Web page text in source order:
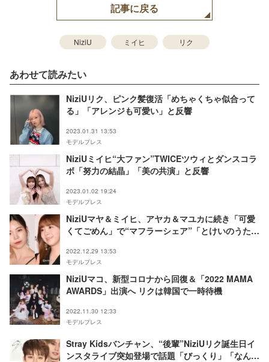
記事に戻る
NiziU ミイヒ リク
あわせて読みたい
NiziUリク、ピンク髪復活「めちゃくちゃ似合って
る」「アレンジも可愛い」と反響
2023.01.31 13:53
モデルプレス
NiziUミイヒ“大ファン”TWICEツウィとダンスコラ
ボ「努力の結晶」「美の共演」と反響
2023.01.02 19:24
モデルプレス
NiziUマヤ＆ミイヒ、アヤカ＆マユカに続き「可愛
くてごめん」で“マフラーシェア”「とけいのうた」
2022.12.29 13:53
モデルプレス
NiziUマコ、新型コロナから回復＆「2022 MAMA
AWARDS」出演へ リクは韓国で一時待機
2022.11.30 12:33
モデルプレス
Stray Kidsバンチャン、“後輩”NiziUリク誕生日イ
ンスタライブ突如登場で話題「びっくり」「なんて